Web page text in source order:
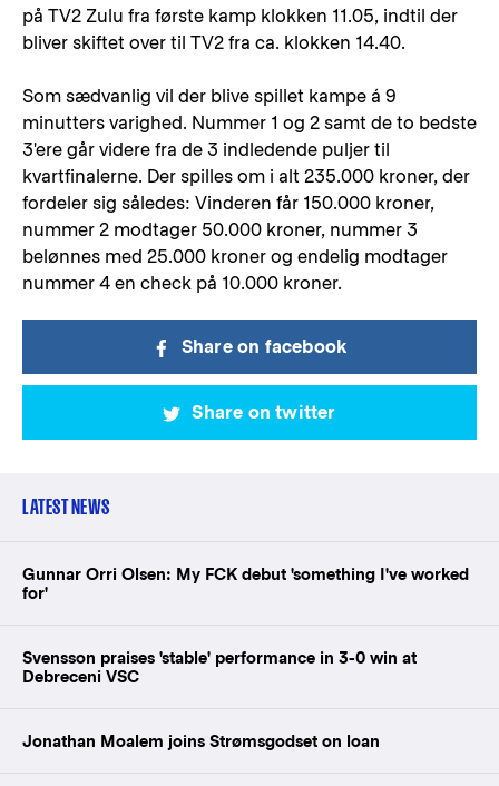
på TV2 Zulu fra første kamp klokken 11.05, indtil der
bliver skiftet over til TV2 fra ca. klokken 14.40.
Som sædvanlig vil der blive spillet kampe á 9
minutters varighed. Nummer 1 og 2 samt de to bedste
3'ere går videre fra de 3 indledende puljer til
kvartfinalerne. Der spilles om i alt 235.000 kroner, der
fordeler sig således: Vinderen får 150.000 kroner,
nummer 2 modtager 50.000 kroner, nummer 3
belønnes med 25.000 kroner og endelig modtager
nummer 4 en check på 10.000 kroner.
Share on facebook
Share on twitter
LATEST NEWS
Gunnar Orri Olsen: My FCK debut 'something I've worked
for'
Svensson praises 'stable' performance in 3-0 win at
Debreceni VSC
Jonathan Moalem joins Strømsgodset on loan